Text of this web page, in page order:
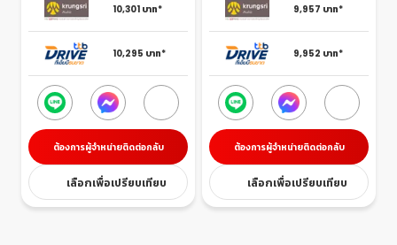
10,301 บาท*
10,295 บาท*
ต้องการผู้จำหน่ายติดต่อกลับ
เลือกเพื่อเปรียบเทียบ
9,957 บาท*
9,952 บาท*
ต้องการผู้จำหน่ายติดต่อกลับ
เลือกเพื่อเปรียบเทียบ